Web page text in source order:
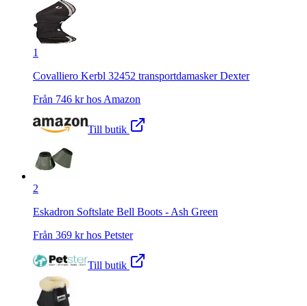
1
Covalliero Kerbl 32452 transportdamasker Dexter
Från 746 kr hos Amazon
Till butik
2
Eskadron Softslate Bell Boots - Ash Green
Från 369 kr hos Petster
Till butik